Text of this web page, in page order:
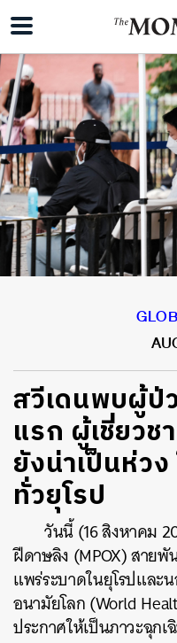
สวีเดนพบผู้ป่
แรก ผู้เชี่ยว
ยังน่าเป็นห่วง
ทั่วยุโรป
วันนี้ (16 สิงหาคม
ฝีดาษลิง (MPOX) สายพั
แพร่ระบาดในยุโรปและ
อนามัยโลก (World
ประกาศให้เป็นภาวะฉุก